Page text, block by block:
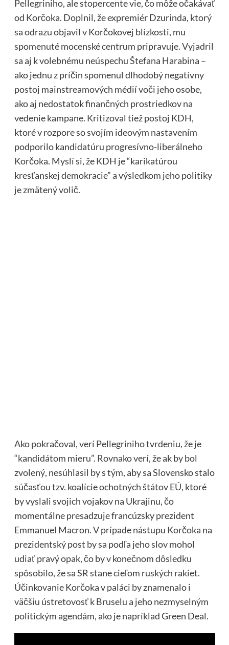
Pellegriniho, ale stopercente vie, čo môže očakávať
od Korčoka. Doplnil, že expremiér Dzurinda, ktorý
sa odrazu objavil v Korčokovej blízkosti, mu
spomenuté mocenské centrum pripravuje. Vyjadril
sa aj k volebnému neúspechu Štefana Harabina –
ako jednu z príčin spomenul dlhodobý negatívny
postoj mainstreamových médií voči jeho osobe,
ako aj nedostatok finančných prostriedkov na
vedenie kampane. Kritizoval tiež postoj KDH,
ktoré v rozpore so svojím ideovým nastavením
podporilo kandidatúru progresívno-liberálneho
Korčoka. Myslí si, že KDH je “karikatúrou
kresťanskej demokracie” a výsledkom jeho politiky
je zmätený volič.
Ako pokračoval, verí Pellegriniho tvrdeniu, že je
“kandidátom mieru”. Rovnako verí, že ak by bol
zvolený, nesúhlasil by s tým, aby sa Slovensko stalo
súčasťou tzv. koalície ochotných štátov EÚ, ktoré
by vyslali svojich vojakov na Ukrajinu, čo
momentálne presadzuje francúzsky prezident
Emmanuel Macron. V prípade nástupu Korčoka na
prezidentský post by sa podľa jeho slov mohol
udiať pravý opak, čo by v konečnom dôsledku
spôsobilo, že sa SR stane cieľom ruských rakiet.
Účinkovanie Korčoka v paláci by znamenalo i
väčšiu ústretovosť k Bruselu a jeho nezmyselným
politickým agendám, ako je napríklad Green Deal.